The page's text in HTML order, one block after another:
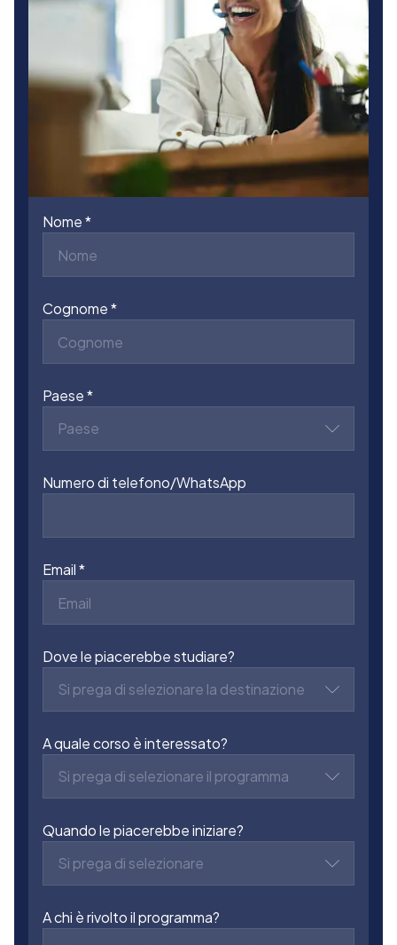
Nome
Cognome
Paese
Paese
Numero di telefono/WhatsApp
Email
Dove le piacerebbe studiare?
Si prega di selezionare la destinazione
A quale corso è interessato?
Si prega di selezionare il programma
Quando le piacerebbe iniziare?
Si prega di selezionare
A chi è rivolto il programma?